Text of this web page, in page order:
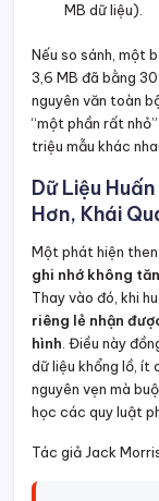
MB dữ liệu).
Nếu so sánh, một
3,6 MB đã bằng
nguyên văn toàn
“một phần rất
triệu mẫu khác
Dữ Liệu
Hơn, Khái
Một phát hiện
ghi nhớ không
Thay vào đó, khi
riêng lẻ nhận
hình. Điều này
dữ liệu khổng lồ, ít
nguyên vẹn mà
học các quy luật
Tác giả Jack